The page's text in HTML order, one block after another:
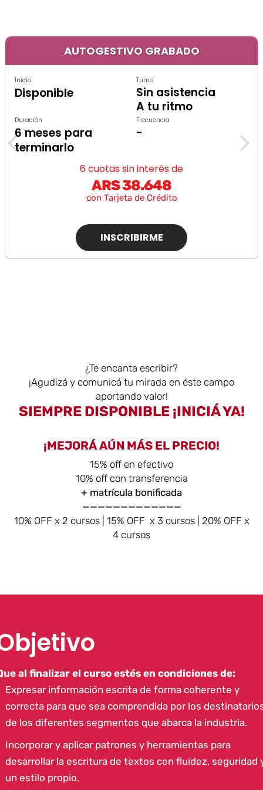
AUTOGESTIVO GRABADO
Inicio
Disponible
Turno
Sin asistencia
A tu ritmo
Duración
6 meses para
terminarlo
Frecuencia
-
6 cuotas sin interés de
ARS 38.648
con Tarjeta de Crédito
INSCRIBIRME
¿Te encanta escribir?
¡Agudizá y comunicá tu mirada en éste campo
aportando valor!
SIEMPRE DISPONIBLE ¡INICIÁ YA!
¡MEJORÁ AÚN MÁS EL PRECIO!
15% off en efectivo
10% off con transferencia
+ matrícula bonificada
—————————————
10% OFF x 2 cursos | 15% OFF x 3 cursos | 20% OFF x
4 cursos
al finalizar el curso estés en condiciones de:
Expresar información escrita de forma coherente y
correcta para que sea comprendida por los
de los diferentes segmentos que abarca la industria.
Incorporar y aplicar patrones y herramientas para
desarrollar la escritura de textos con fluidez, seguridad
un estilo propio.